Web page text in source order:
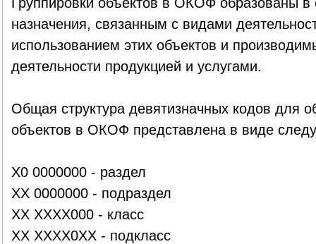
назначения, связанным с видами
использованием этих объектов и
деятельности продукцией и услугами.
Общая структура девятизначных кодов для
объектов в ОКОФ представлена в виде
X0 0000000 - раздел
XX 0000000 - подраздел
XX XXXX000 - класс
XX XXXX0XX - подкласс